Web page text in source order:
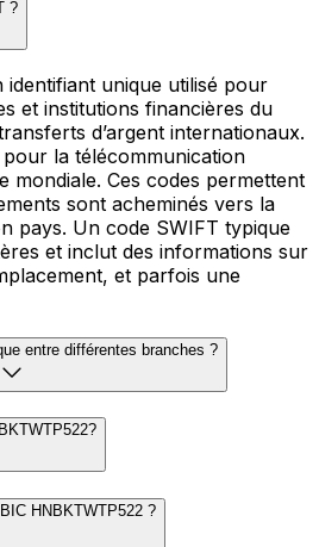
?
unique utilisé pour
et institutions financières du
d’argent internationaux.
la télécommunication
mondiale. Ces codes permettent
sont acheminés vers la
pays. Un code SWIFT typique
et inclut des informations sur
et parfois une
entre différentes branches ?
HNBKTWTP522 ?